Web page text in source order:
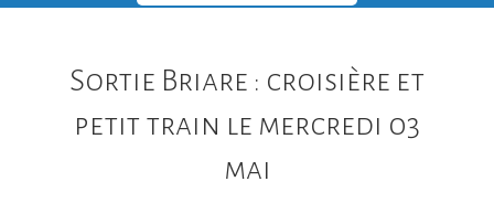
Sortie Briare : croisière et
petit train le mercredi 03
mai